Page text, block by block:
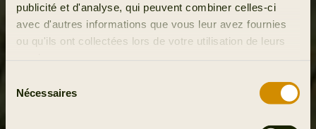
publicité et d'analyse, qui peuvent combiner celles-ci
avec d'autres informations que vous leur avez fournies
ou qu'ils ont collectées lors de votre utilisation de leurs
Nécessaires